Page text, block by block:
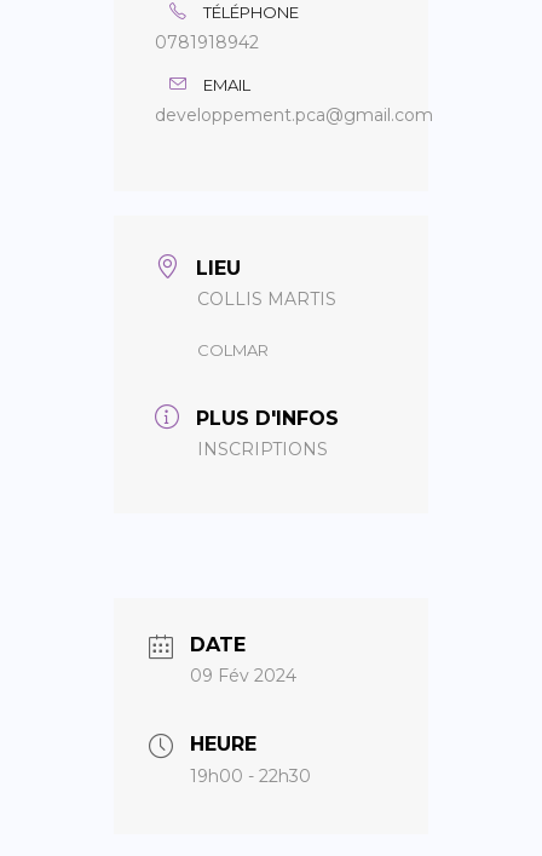
TÉLÉPHONE
0781918942
EMAIL
developpement.pca@gmail.com
LIEU
COLLIS MARTIS
COLMAR
PLUS D'INFOS
INSCRIPTIONS
DATE
09 Fév 2024
HEURE
19h00 - 22h30